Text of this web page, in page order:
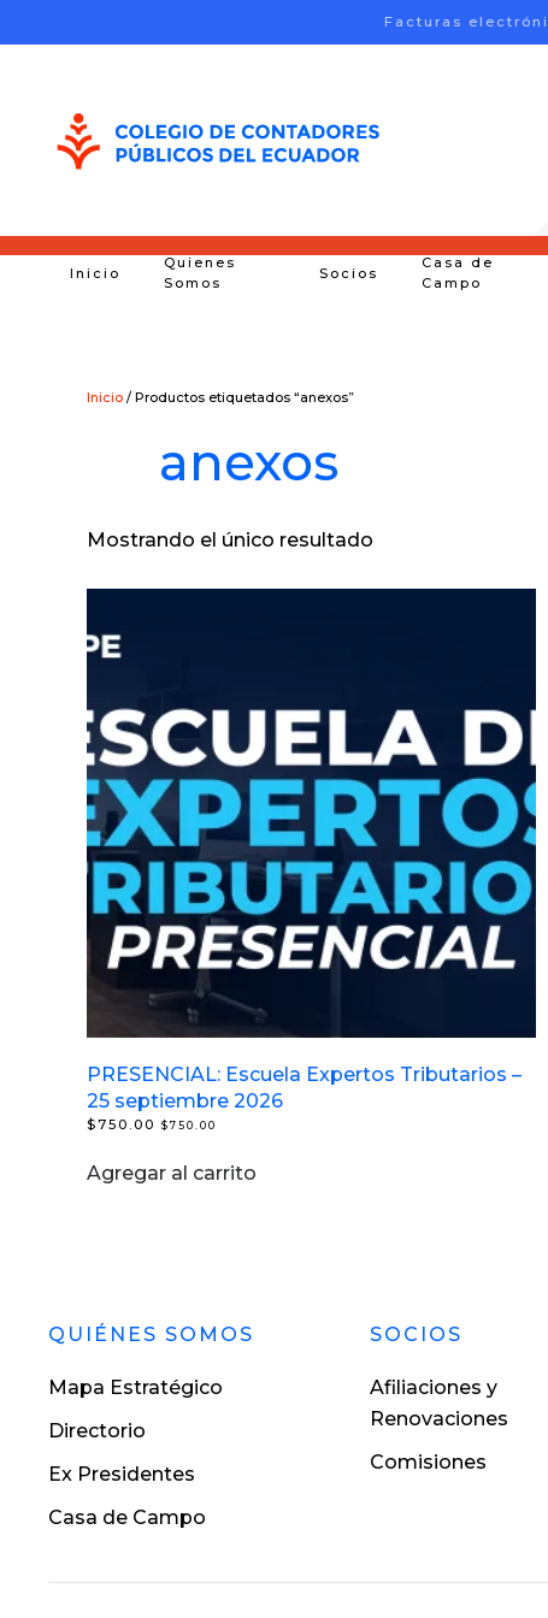
Facturas
Inicio
Quienes
Somos
Socios
Casa de
Campo
Inicio / Productos etiquetados “anexos”
anexos
Mostrando el único resultado
PRESENCIAL: Escuela Expertos Tributarios –
25 septiembre 2026
$750.00 $750.00
Agregar al carrito
QUIÉNES SOMOS
Mapa Estratégico
Directorio
Ex Presidentes
Casa de Campo
SOCIOS
Afiliaciones y
Renovaciones
Comisiones